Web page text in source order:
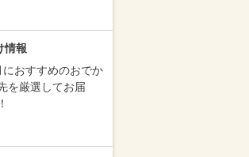
情報
におすすめのおでか
を厳選してお届